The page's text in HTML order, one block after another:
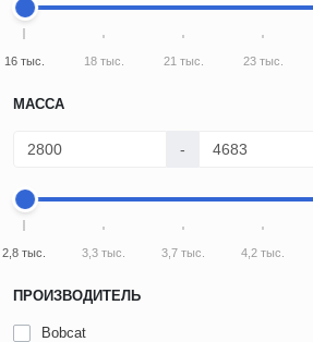
16 тыс. 18 тыс. 21 тыс. 23 тыс.
МАССА
-
2,8 тыс. 3,3 тыс. 3,7 тыс. 4,2 тыс.
ПРОИЗВОДИТЕЛЬ
Bobcat